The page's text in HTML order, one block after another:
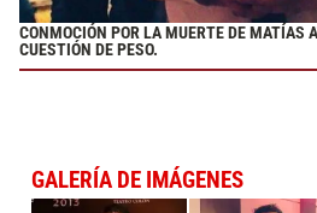
CONMOCIÓN POR LA MUERTE DE MATÍAS
CUESTIÓN DE PESO.
GALERÍA DE IMÁGENES